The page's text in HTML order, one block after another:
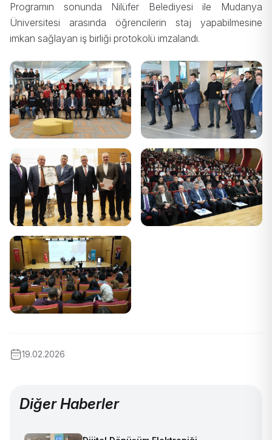
Programın sonunda Nilüfer Belediyesi ile Mudanya
Üniversitesi arasında öğrencilerin staj yapabilmesine
imkan sağlayan iş birliği protokolü imzalandı.
19.02.2026
Diğer Haberler